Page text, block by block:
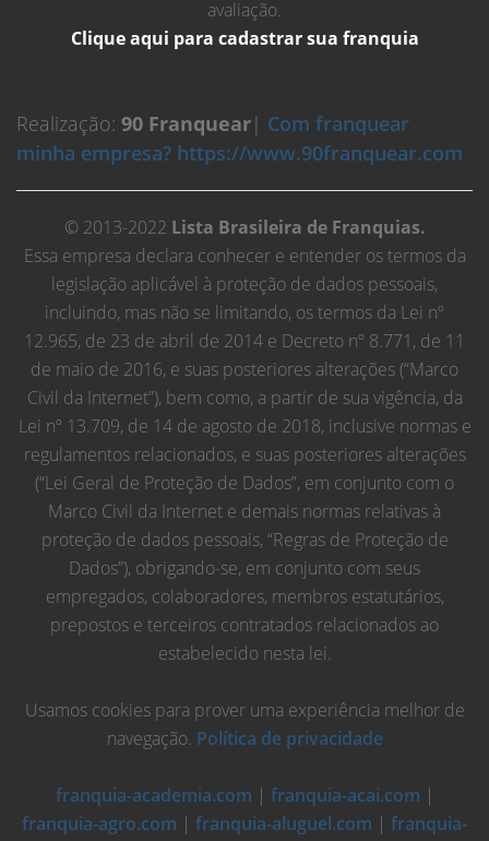
avaliação.
Clique aqui para cadastrar sua franquia
Realização: 90 Franquear| Com franquear
minha empresa? https://www.90franquear.com
© 2013-2022 Lista Brasileira de Franquias.
Essa empresa declara conhecer e entender os termos da
legislação aplicável à proteção de dados pessoais,
incluindo, mas não se limitando, os termos da Lei nº
12.965, de 23 de abril de 2014 e Decreto nº 8.771, de 11
de maio de 2016, e suas posteriores alterações (“Marco
Civil da Internet”), bem como, a partir de sua vigência, da
Lei nº 13.709, de 14 de agosto de 2018, inclusive normas e
regulamentos relacionados, e suas posteriores alterações
(“Lei Geral de Proteção de Dados”, em conjunto com o
Marco Civil da Internet e demais normas relativas à
proteção de dados pessoais, “Regras de Proteção de
Dados”), obrigando-se, em conjunto com seus
empregados, colaboradores, membros estatutários,
prepostos e terceiros contratados relacionados ao
estabelecido nesta lei.
Usamos cookies para prover uma experiência melhor de
navegação. Política de privacidade
franquia-academia.com | franquia-acai.com |
franquia-agro.com | franquia-aluguel.com | franquia-